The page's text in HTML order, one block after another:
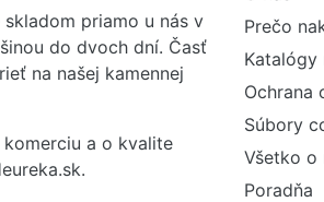
priamo u nás v
do dvoch dní. Časť
na našej kamennej
a o kvalite
Prečo
Katalógy
Ochrana
Súbory
Všetko o
Poradňa